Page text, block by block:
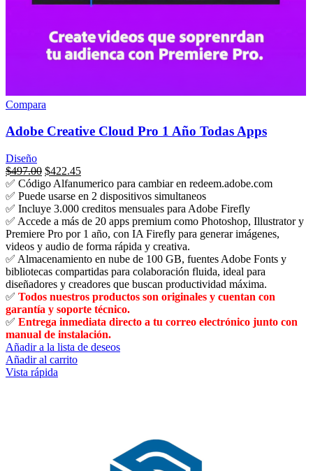
Compara
Adobe Creative Cloud Pro 1 Año Todas Apps
Diseño
El
precio
original
era:
$815.00.
$497.00El
precio
actual
es:
$497.00.
$422.45
✅ Código Alfanumerico para cambiar en redeem.adobe.com
✅ Puede usarse en 2 dispositivos simultaneos
✅ Incluye 3.000 creditos mensuales para Adobe Firefly
✅ Accede a más de 20 apps premium como Photoshop, Illustrator y
Premiere Pro por 1 año, con IA Firefly para generar imágenes,
videos y audio de forma rápida y creativa.
✅ Almacenamiento en nube de 100 GB, fuentes Adobe Fonts y
bibliotecas compartidas para colaboración fluida, ideal para
diseñadores y creadores que buscan productividad máxima.
✅ Todos nuestros productos son originales y cuentan con
garantía y soporte técnico.
✅ Entrega inmediata directo a tu correo electrónico junto con
manual de instalación.
Añadir a la lista de deseos
Añadir al carrito
Vista rápida